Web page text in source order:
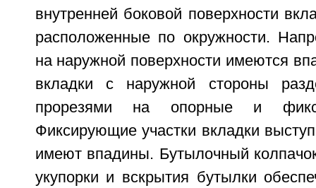
внутренней боковой поверхности
расположенные по окружности.
на наружной поверхности имеются
вкладки с наружной стороны
прорезями на опорные и
Фиксирующие участки вкладки
имеют впадины. Бутылочный
укупорки и вскрытия бутылки